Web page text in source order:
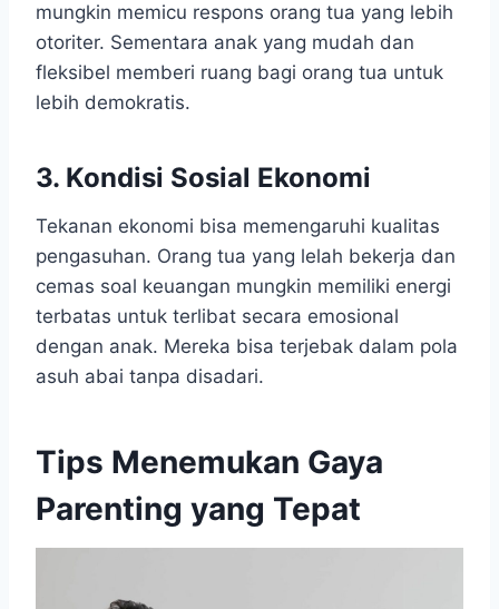
mungkin memicu respons orang tua yang lebih
otoriter. Sementara anak yang mudah dan
fleksibel memberi ruang bagi orang tua untuk
lebih demokratis.
3. Kondisi Sosial Ekonomi
Tekanan ekonomi bisa memengaruhi kualitas
pengasuhan. Orang tua yang lelah bekerja dan
cemas soal keuangan mungkin memiliki energi
terbatas untuk terlibat secara emosional
dengan anak. Mereka bisa terjebak dalam pola
asuh abai tanpa disadari.
Tips Menemukan Gaya
Parenting yang Tepat